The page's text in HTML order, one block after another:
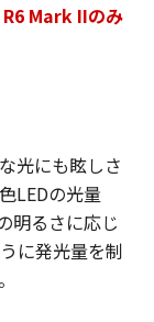
Mark IIのみ
光にも眩しさ
LEDの光量
明るさに応じ
に発光量を制